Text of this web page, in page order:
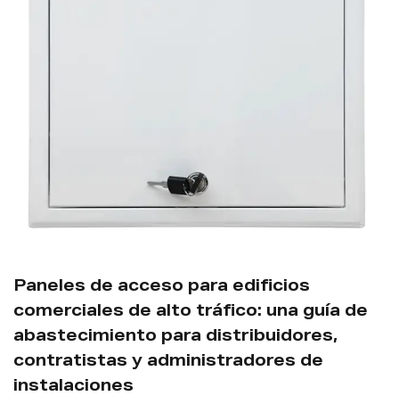
de acceso para edificios
de alto tráfico: una guía de
para distribuidores,
y administradores de